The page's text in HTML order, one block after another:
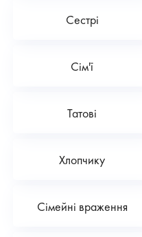
Сестрі
Сім'ї
Татові
Хлопчику
Сімейні враження